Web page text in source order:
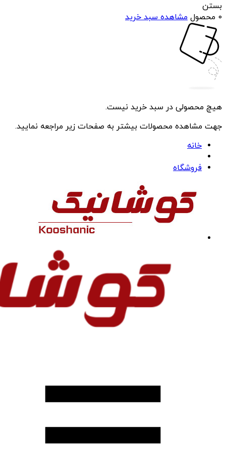
بستن
0 محصول
مشاهده سبد خرید
هیچ محصولی در سبد خرید نیست.
جهت مشاهده محصولات بیشتر به صفحات زیر مراجعه نمایید.
خانه
فروشگاه